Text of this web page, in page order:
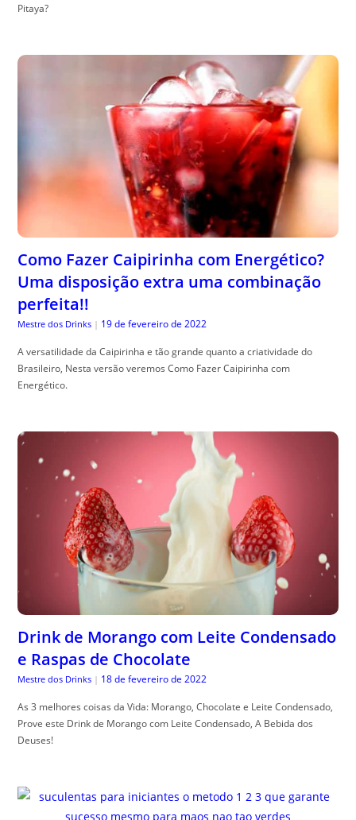
Pitaya?
Como Fazer Caipirinha com Energético?
Uma disposição extra uma combinação
perfeita!!
Mestre dos Drinks | 19 de fevereiro de 2022
A versatilidade da Caipirinha e tão grande quanto a criatividade do
Brasileiro, Nesta versão veremos Como Fazer Caipirinha com
Energético.
Drink de Morango com Leite Condensado
e Raspas de Chocolate
Mestre dos Drinks | 18 de fevereiro de 2022
As 3 melhores coisas da Vida: Morango, Chocolate e Leite Condensado,
Prove este Drink de Morango com Leite Condensado, A Bebida dos
Deuses!